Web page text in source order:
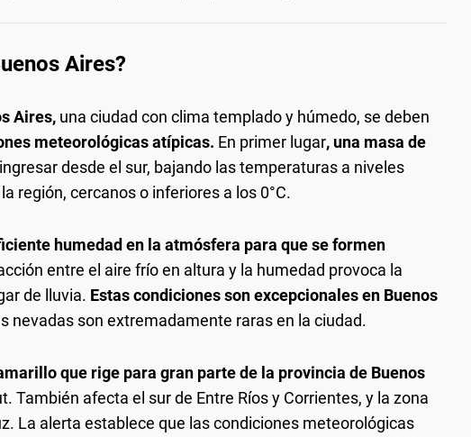
Aires?
Aires, una ciudad con clima templado y húmedo, se deben
meteorológicas atípicas. En primer lugar, una masa de
desde el sur, bajando las temperaturas a niveles
región, cercanos o inferiores a los 0°C.
humedad en la atmósfera para que se formen
entre el aire frío en altura y la humedad provoca la
de lluvia. Estas condiciones son excepcionales en Buenos
nevadas son extremadamente raras en la ciudad.
que rige para gran parte de la provincia de Buenos
También afecta el sur de Entre Ríos y Corrientes, y la zona
La alerta establece que las condiciones meteorológicas